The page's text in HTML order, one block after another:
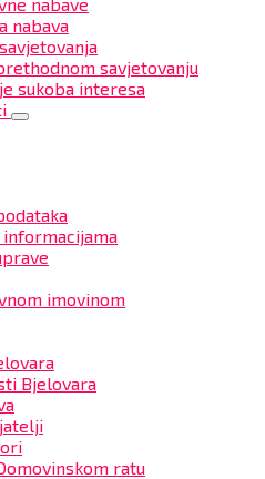
nabava
savjetovanju
sukoba interesa
imovinom
Bjelovara
ratu